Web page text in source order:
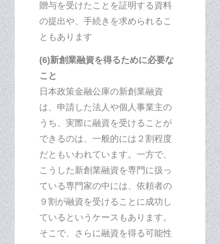
贈与を受けたことを証明する資料
の提出や、手続きを求められるこ
ともあります
(6)新創業融資を得るために必要な
こと
日本政策金融公庫の新創業融資
は、申請した法人や個人事業主の
うち、実際に融資を受けることが
できるのは、一般的には２割程度
だともいわれています。一方で、
こうした新創業融資を専門に扱っ
ている専門家の中には、依頼者の
９割が融資を受けることに成功し
ているというケースもあります。
そこで、さらに融資を得る可能性